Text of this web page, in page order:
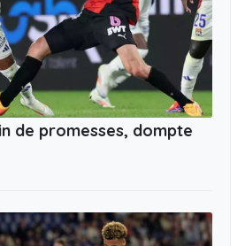
de promesses, dompte